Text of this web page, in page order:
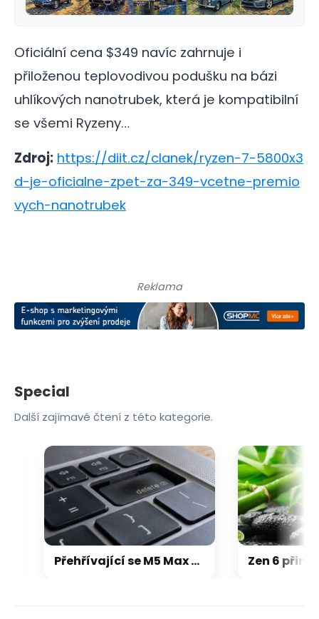
Oficiální cena $349 navíc zahrnuje i
přiloženou teplovodivou podušku na bázi
uhlíkových nanotrubek, která je kompatibilní
se všemi Ryzeny…
Zdroj: https://diit.cz/clanek/ryzen-7-5800x3
d-je-oficialne-zpet-za-349-vcetne-premio
vych-nanotrubek
Reklama
Special
Další zajímavé čtení z této kategorie.
Přehřívající se M5 Max MacBook Pro trápí zaseklé klávesy, cena opravy je $895